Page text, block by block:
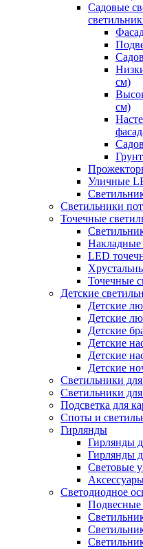
Садовые
см)
см)
Уличные
Светильники
Точечные
Накладные
LED
Точечные
Детские
Детские
Детские
Детские
Детские
Детские
Детские
Светильники
Светильники
Подсветка для
Споты и
Гирлянды
Гирлянды
Гирлянды
Световые
Светодиодное
Подвесные